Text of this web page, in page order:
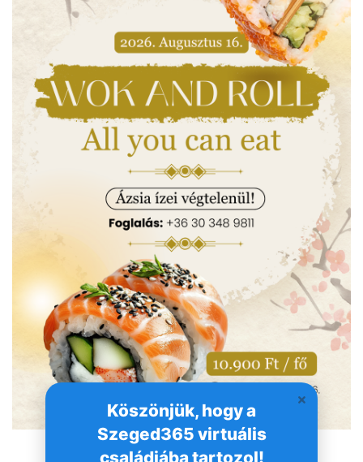
Köszönjük, hogy a
Szeged365 virtuális
családjába tartozol!